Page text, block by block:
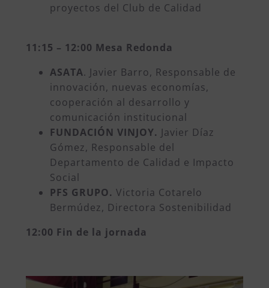
proyectos del Club de Calidad
11:15 – 12:00 Mesa Redonda
ASATA. Javier Barro, Responsable de
innovación, nuevas economías,
cooperación al desarrollo y
comunicación institucional
FUNDACIÓN VINJOY. Javier Díaz
Gómez, Responsable del
Departamento de Calidad e Impacto
Social
PFS GRUPO. Victoria Cotarelo
Bermúdez, Directora Sostenibilidad
12:00 Fin de la jornada